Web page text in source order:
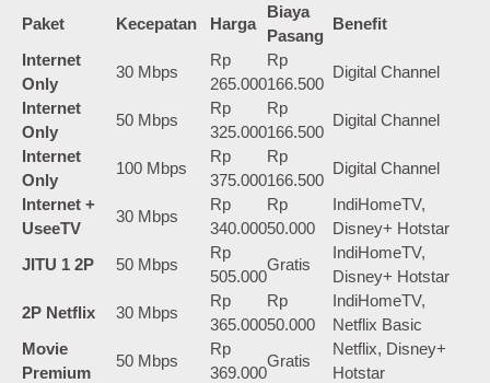
Paket Kecepatan Harga
Biaya
Pasang
Benefit
Internet
Only
30 Mbps
Rp
265.000
Rp
166.500
Digital Channel
Internet
Only
50 Mbps
Rp
325.000
Rp
166.500
Digital Channel
Internet
Only
100 Mbps
Rp
375.000
Rp
166.500
Digital Channel
Internet +
UseeTV
30 Mbps
Rp
340.000
Rp
50.000
IndiHomeTV,
Disney+ Hotstar
JITU 1 2P
50 Mbps
Rp
505.000
Gratis
IndiHomeTV,
Disney+ Hotstar
2P Netflix
30 Mbps
Rp
365.000
Rp
50.000
IndiHomeTV,
Netflix Basic
Movie
Premium
50 Mbps
Rp
369.000
Gratis
Netflix, Disney+
Hotstar